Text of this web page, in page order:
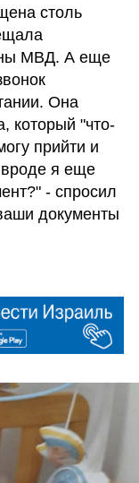
столь
МВД. А еще
Она
который "что-
прийти и
вроде я еще
- спросил
документы